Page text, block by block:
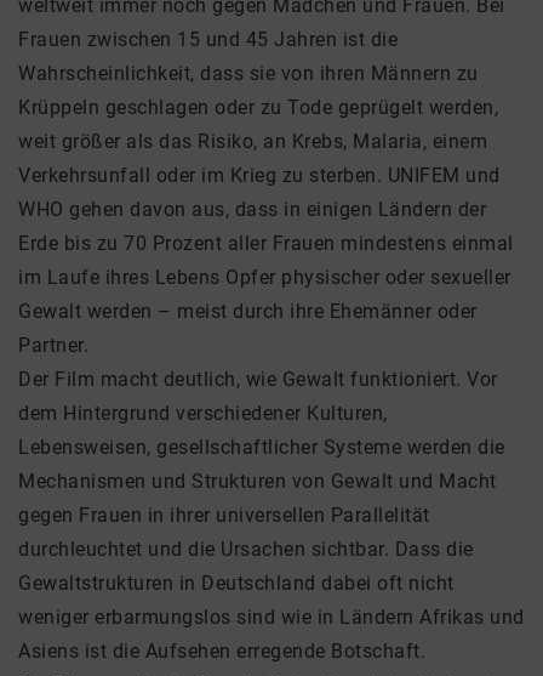
weltweit immer noch gegen Mädchen und Frauen. Bei
Frauen zwischen 15 und 45 Jahren ist die
Wahrscheinlichkeit, dass sie von ihren Männern zu
Krüppeln geschlagen oder zu Tode geprügelt werden,
weit größer als das Risiko, an Krebs, Malaria, einem
Verkehrsunfall oder im Krieg zu sterben. UNIFEM und
WHO gehen davon aus, dass in einigen Ländern der
Erde bis zu 70 Prozent aller Frauen mindestens einmal
im Laufe ihres Lebens Opfer physischer oder sexueller
Gewalt werden – meist durch ihre Ehemänner oder
Partner.
Der Film macht deutlich, wie Gewalt funktioniert. Vor
dem Hintergrund verschiedener Kulturen,
Lebensweisen, gesellschaftlicher Systeme werden die
Mechanismen und Strukturen von Gewalt und Macht
gegen Frauen in ihrer universellen Parallelität
durchleuchtet und die Ursachen sichtbar. Dass die
Gewaltstrukturen in Deutschland dabei oft nicht
weniger erbarmungslos sind wie in Ländern Afrikas und
Asiens ist die Aufsehen erregende Botschaft.